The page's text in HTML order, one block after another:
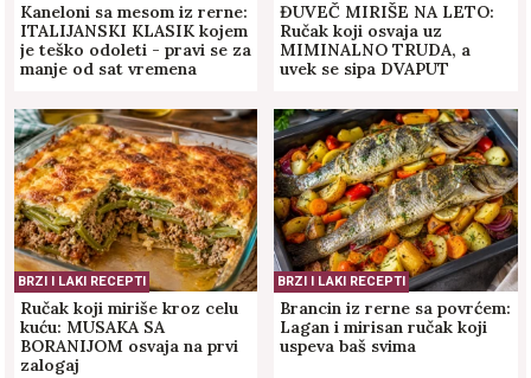
Kaneloni sa mesom iz rerne:
ITALIJANSKI KLASIK kojem
je teško odoleti - pravi se za
manje od sat vremena
ĐUVEČ MIRIŠE NA LETO:
Ručak koji osvaja uz
MIMINALNO TRUDA, a
uvek se sipa DVAPUT
BRZI I LAKI RECEPTI
Ručak koji miriše kroz celu
kuću: MUSAKA SA
BORANIJOM osvaja na prvi
zalogaj
BRZI I LAKI RECEPTI
Brancin iz rerne sa povrćem:
Lagan i mirisan ručak koji
uspeva baš svima